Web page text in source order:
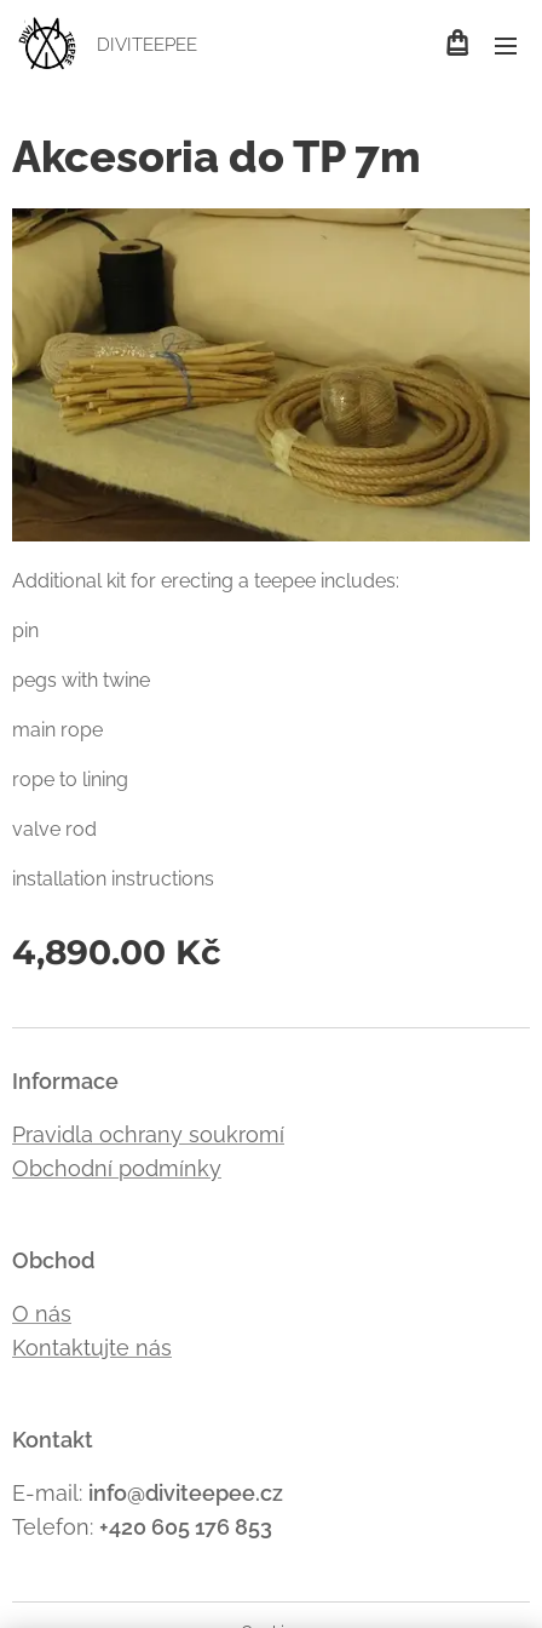
DIVITEEPEE
Akcesoria do TP 7m
Additional kit for erecting a teepee includes:
pin
pegs with twine
main rope
rope to lining
valve rod
installation instructions
4,890.00 Kč
Informace
Pravidla ochrany soukromí
Obchodní podmínky
Obchod
O nás
Kontaktujte nás
Kontakt
E-mail: info@diviteepee.cz
Telefon: +420 605 176 853